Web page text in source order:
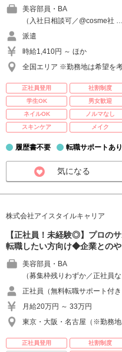
美容部員・BA
（入社日相談可／@cosme社 …
派遣
時給1,410円 ～ ほか
全国エリア ※勤務地は希望を
正社員登用 社割制度
学生OK
男女歓迎
ネイルOK
ノルマなし
スキンケア
メイク
履歴書不要 転職サポートあり
気になる
株式会社アイスタイルキャリア
【正社員！未経験◎】プロの
転職したい方向け◆企業との
美容部員・BA
（募集枠残りわずか／正社員
正社員（無料転職サポート付き
月給20万円 ～ 33万円
東京・大阪・名古屋（※勤務地
正社員登用 社割制度